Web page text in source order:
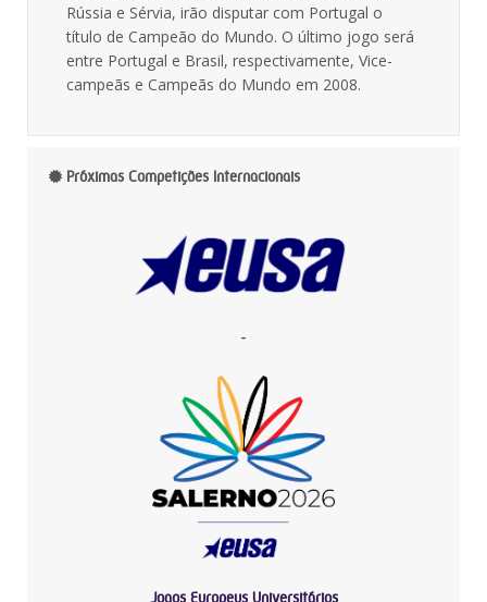
Rússia e Sérvia, irão disputar com Portugal o
título de Campeão do Mundo. O último jogo será
entre Portugal e Brasil, respectivamente, Vice-
campeãs e Campeãs do Mundo em 2008.
Próximas Competições Internacionais
-
Jogos Europeus Universitários